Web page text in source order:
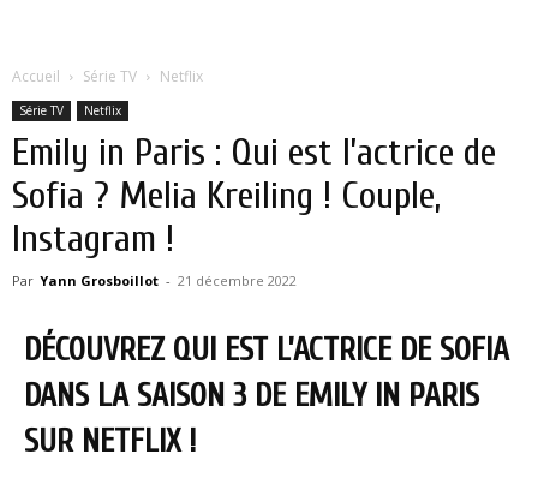
Accueil Série TV Netflix
Série TV Netflix
Emily in Paris : Qui est l’actrice de
Sofia ? Melia Kreiling ! Couple,
Instagram !
Par Yann Grosboillot - 21 décembre 2022
DÉCOUVREZ QUI EST L’ACTRICE DE SOFIA
DANS LA SAISON 3 DE EMILY IN PARIS
SUR NETFLIX !